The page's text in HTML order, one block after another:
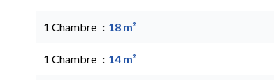
1 Chambre 18 m²
1 Chambre 14 m²